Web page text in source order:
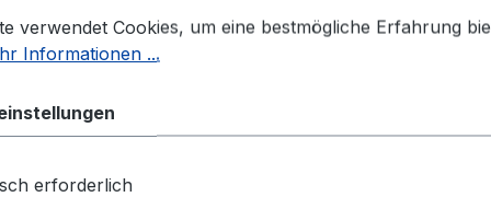
Breite:500
Der
Angaben
Schake
verwendet Cookies, um eine bestmögliche Erfahrung
Informationen ...
erforderlich